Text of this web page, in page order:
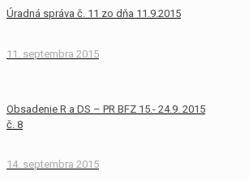
Úradná správa č. 11 zo dňa 11.9.2015
11. septembra 2015
Obsadenie R a DS – PR BFZ 15.- 24.9. 2015
č. 8
14. septembra 2015